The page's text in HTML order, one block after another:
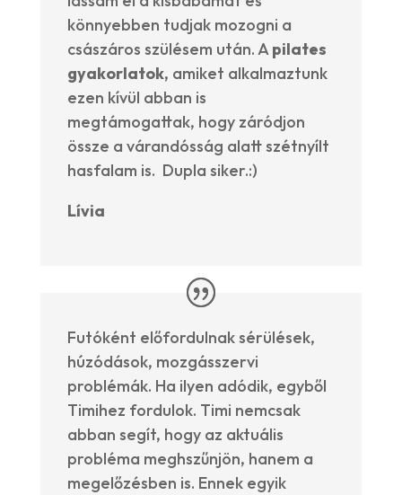
könnyebben tudjak mozogni a
császáros szülésem után. Apilates
gyakorlatok, amiket alkalmaztunk
ezen kívül abban is
megtámogattak, hogy záródjon
össze a várandósság alatt szétnyílt
hasfalam is. Dupla siker.:)
Lívia
Futóként előfordulnak sérülések,
húzódások, mozgásszervi
problémák. Ha ilyen adódik, egyből
Timihez fordulok. Timi nemcsak
abban segít, hogy az aktuális
probléma meghszűnjön, hanem a
megelőzésben is. Ennek egyik